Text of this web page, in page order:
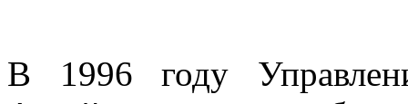
В 1996 году